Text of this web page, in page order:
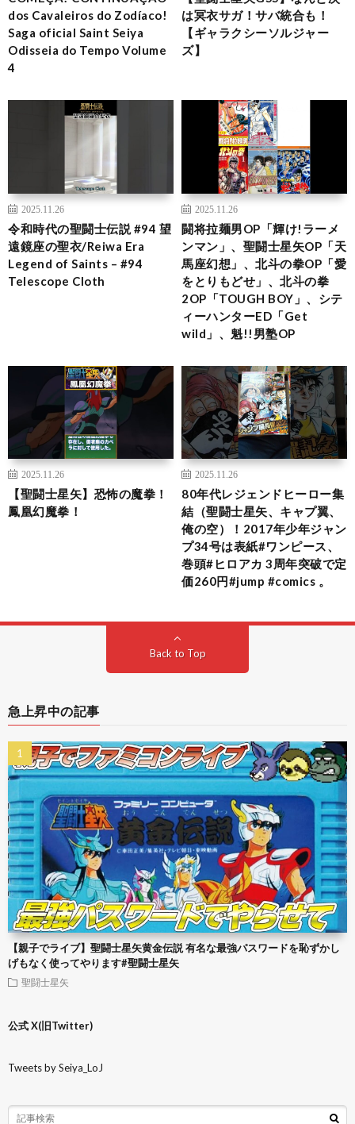
dos Cavaleiros do Zodíaco!
Saga oficial Saint Seiya
Odisseia do Tempo Volume
4
は冥衣サガ！サバ統合も！
【ギャラクシーソルジャー
ズ】
2025.11.26
令和時代の聖闘士伝説 #94 望
遠鏡座の聖衣/Reiwa Era
Legend of Saints – #94
Telescope Cloth
2025.11.26
闘将拉麺男OP「輝け!ラーメ
ンマン」、聖闘士星矢OP「天
馬座幻想」、北斗の拳OP「愛
をとりもどせ」、北斗の拳
2OP「TOUGH BOY」、シテ
ィーハンターED「Get
wild」、魁!!男塾OP
2025.11.26
【聖闘士星矢】恐怖の魔拳！
鳳凰幻魔拳！
2025.11.26
80年代レジェンドヒーロー集
結（聖闘士星矢、キャプ翼、
俺の空）！2017年少年ジャン
プ34号は表紙#ワンピース、
巻頭#ヒロアカ 3周年突破で定
価260円#jump #comics 。
Back to Top
急上昇中の記事
【親子でライブ】聖闘士星矢黄金伝説 有名な最強パスワードを恥ずかし
げもなく使ってやります#聖闘士星矢
聖闘士星矢
公式 X(旧Twitter)
Tweets by Seiya_LoJ